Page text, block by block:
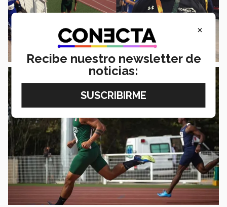
×
Recibe nuestro newsletter de
noticias: